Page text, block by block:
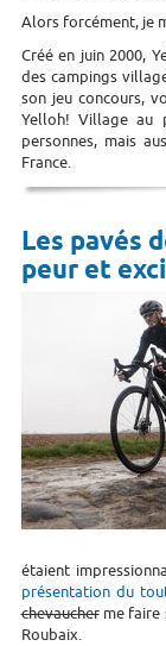
Alors forcément, je
Créé en juin 2000,
des campings
son jeu concours,
Yelloh! Village au
personnes, mais
France.
Les pavés
peur et
étaient
présentation du
chevaucherme faire
Roubaix.